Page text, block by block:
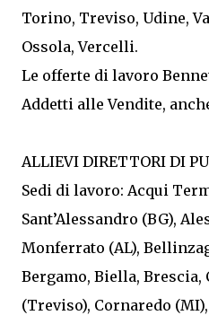
Torino, Treviso, Udine,
Ossola, Vercelli.
Le offerte di lavoro
Addetti alle Vendite,
ALLIEVI DIRETTORI DI
Sedi di lavoro: Acqui
Sant’Alessandro (BG),
Monferrato (AL),
Bergamo, Biella, Brescia,
(Treviso), Cornaredo